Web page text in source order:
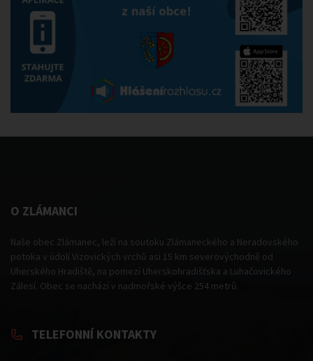
O ZLÁMANCI
Naše obec Zlámanec, leží na soutoku Zlámaneckého a Neradovského
potoka v údolí Vizovických vrchů asi 15 km severovýchodně od
Uherského Hradiště, na pomezí Uherskohradišťska a Luhačovického
Zálesí. Obec se nachází v nadmořské výšce 254 metrů.
TELEFONNÍ KONTAKTY